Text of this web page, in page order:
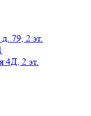
79, 2 эт.
4Д, 2 эт.